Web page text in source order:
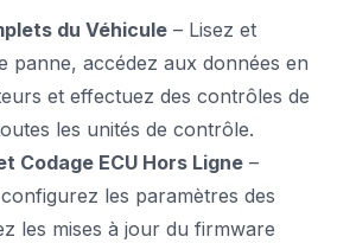
du Véhicule – Lisez et
panne, accédez aux données en
et effectuez des contrôles de
les unités de contrôle.
Codage ECU Hors Ligne –
les paramètres des
les mises à jour du firmware